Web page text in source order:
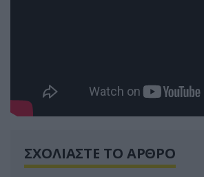
ΣΧΟΛΙΑΣΤΕ ΤΟ ΑΡΘΡΟ